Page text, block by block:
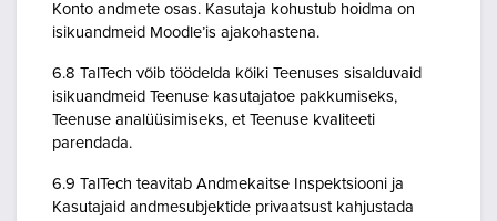
Konto andmete osas. Kasutaja kohustub hoidma on
isikuandmeid Moodle’is ajakohastena.
6.8 TalTech võib töödelda kõiki Teenuses sisalduvaid
isikuandmeid Teenuse kasutajatoe pakkumiseks,
Teenuse analüüsimiseks, et Teenuse kvaliteeti
parendada.
6.9 TalTech teavitab Andmekaitse Inspektsiooni ja
Kasutajaid andmesubjektide privaatsust kahjustada